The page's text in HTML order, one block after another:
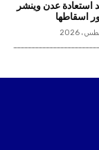
استعادة عدن وينشر
اسقاطها